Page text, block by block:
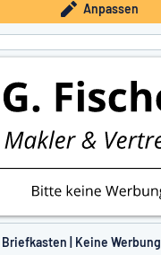
Anpassen
| Keine Werbung